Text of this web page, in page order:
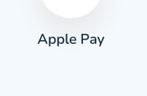
Apple Pay